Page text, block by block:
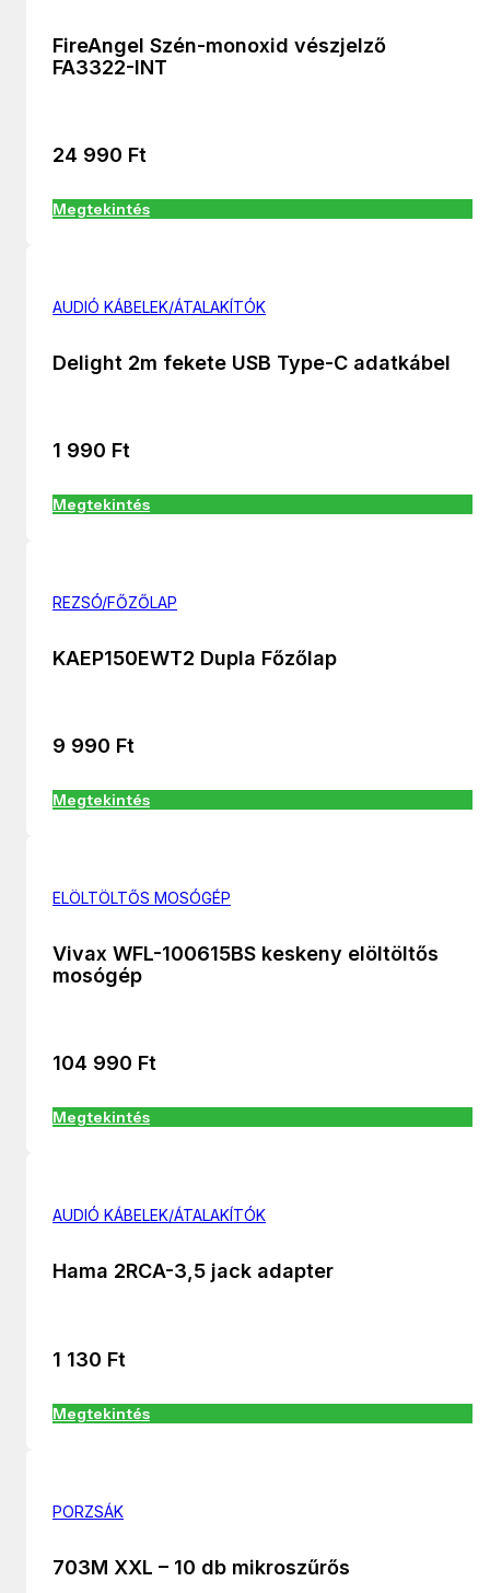
FireAngel Szén-monoxid vészjelző
FA3322-INT
24 990 Ft
Megtekintés
AUDIÓ KÁBELEK/ÁTALAKÍTÓK
Delight 2m fekete USB Type-C adatkábel
1 990 Ft
Megtekintés
REZSÓ/FŐZŐLAP
KAEP150EWT2 Dupla Főzőlap
9 990 Ft
Megtekintés
ELÖLTÖLTŐS MOSÓGÉP
Vivax WFL-100615BS keskeny elöltöltős
mosógép
104 990 Ft
Megtekintés
AUDIÓ KÁBELEK/ÁTALAKÍTÓK
Hama 2RCA-3,5 jack adapter
1 130 Ft
Megtekintés
PORZSÁK
703M XXL – 10 db mikroszűrős